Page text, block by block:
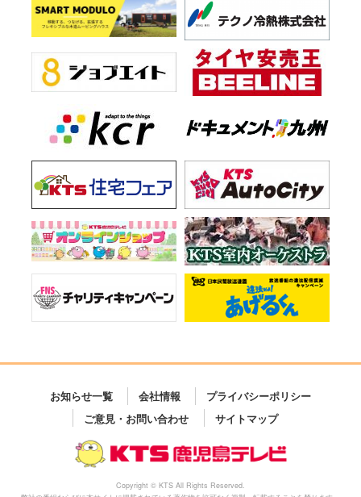
お知らせ一覧 会社情報
プライバシーポリシー
ご意見・お問い合わせ
サイトマップ
Copyright © KTS All Rights Reserved.